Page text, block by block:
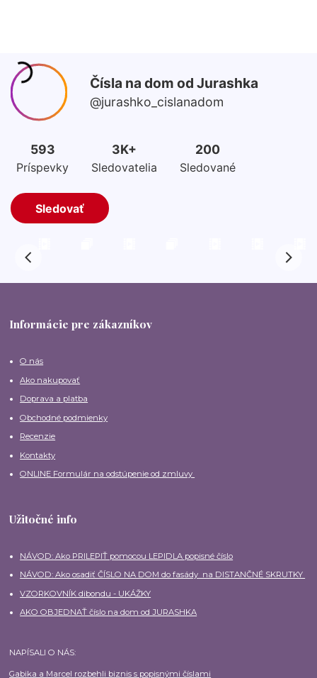
Informácie pre zákazníkov
O nás
Ako nakupovať
Doprava a platba
Obchodné podmienky
Recenzie
Kontakty
ONLINE Formulár na odstúpenie od zmluvy
Užitočné info
NÁVOD: Ako PRILEPIŤ pomocou LEPIDLA popisné číslo
NÁVOD: Ako osadiť ČÍSLO NA DOM do fasády na DISTANČNÉ SKRUTKY
VZORKOVNÍK dibondu - UKÁŽKY
AKO OBJEDNAŤ číslo na dom od JURASHKA
NAPÍSALI O NÁS:
Gabika a Marcel rozbehli biznis s popisnými číslami